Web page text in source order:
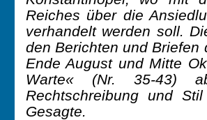
Reiches über die
verhandelt werden soll.
den Berichten und Briefen
Ende August und Mitte
Warte« (Nr. 35-43)
Rechtschreibung und
Gesagte.